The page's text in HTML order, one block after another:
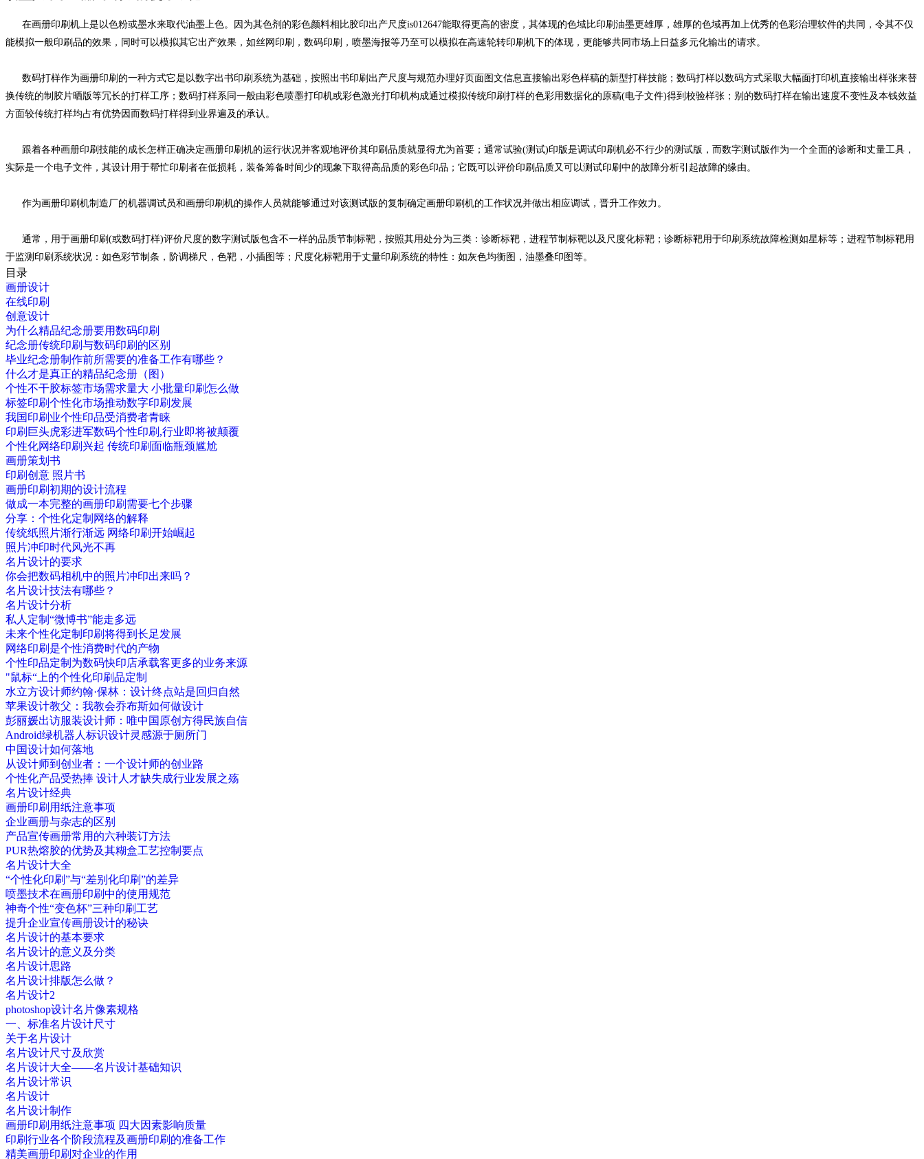
在画册印刷机上是以色粉或墨水来取代油墨上色。因为其色剂的彩色颜料相比胶印出产尺度is012647能取得更高的密度，其体现的色域比印刷油墨更雄厚，雄厚的色域再加上优秀的色彩治理软件的共同，令其不仅
能模拟一般印刷品的效果，同时可以模拟其它出产效果，如丝网印刷，数码印刷，喷墨海报等乃至可以模拟在高速轮转印刷机下的体现，更能够共同市场上日益多元化输出的请求。
数码打样作为画册印刷的一种方式它是以数字出书印刷系统为基础，按照出书印刷出产尺度与规范办理好页面图文信息直接输出彩色样稿的新型打样技能；数码打样以数码方式采取大幅面打印机直接输出样张来替
换传统的制胶片晒版等冗长的打样工序；数码打样系同一般由彩色喷墨打印机或彩色激光打印机构成通过模拟传统印刷打样的色彩用数据化的原稿(电子文件)得到校验样张；别的数码打样在输出速度不变性及本钱效益
方面较传统打样均占有优势因而数码打样得到业界遍及的承认。
跟着各种画册印刷技能的成长怎样正确决定画册印刷机的运行状况并客观地评价其印刷品质就显得尤为首要；通常试验(测试)印版是调试印刷机必不行少的测试版，而数字测试版作为一个全面的诊断和丈量工具，
实际是一个电子文件，其设计用于帮忙印刷者在低损耗，装备筹备时间少的现象下取得高品质的彩色印品；它既可以评价印刷品质又可以测试印刷中的故障分析引起故障的缘由。
作为画册印刷机制造厂的机器调试员和画册印刷机的操作人员就能够通过对该测试版的复制确定画册印刷机的工作状况并做出相应调试，晋升工作效力。
通常，用于画册印刷(或数码打样)评价尺度的数字测试版包含不一样的品质节制标靶，按照其用处分为三类：诊断标靶，进程节制标靶以及尺度化标靶；诊断标靶用于印刷系统故障检测如星标等；进程节制标靶用
于监测印刷系统状况：如色彩节制条，阶调梯尺，色靶，小插图等；尺度化标靶用于丈量印刷系统的特性：如灰色均衡图，油墨叠印图等。
目录
画册设计
在线印刷
创意设计
为什么精品纪念册要用数码印刷
纪念册传统印刷与数码印刷的区别
毕业纪念册制作前所需要的准备工作有哪些？
什么才是真正的精品纪念册（图）
个性不干胶标签市场需求量大 小批量印刷怎么做
标签印刷个性化市场推动数字印刷发展
我国印刷业个性印品受消费者青睐
印刷巨头虎彩进军数码个性印刷,行业即将被颠覆
个性化网络印刷兴起 传统印刷面临瓶颈尴尬
画册策划书
印刷创意 照片书
画册印刷初期的设计流程
做成一本完整的画册印刷需要七个步骤
分享：个性化定制网络的解释
传统纸照片渐行渐远 网络印刷开始崛起
照片冲印时代风光不再
名片设计的要求
你会把数码相机中的照片冲印出来吗？
名片设计技法有哪些？
名片设计分析
私人定制“微博书”能走多远
未来个性化定制印刷将得到长足发展
网络印刷是个性消费时代的产物
个性印品定制为数码快印店承载客更多的业务来源
"鼠标“上的个性化印刷品定制
水立方设计师约翰·保林：设计终点站是回归自然
苹果设计教父：我教会乔布斯如何做设计
彭丽媛出访服装设计师：唯中国原创方得民族自信
Android绿机器人标识设计灵感源于厕所门
中国设计如何落地
从设计师到创业者：一个设计师的创业路
个性化产品受热捧 设计人才缺失成行业发展之殇
名片设计经典
画册印刷用纸注意事项
企业画册与杂志的区别
产品宣传画册常用的六种装订方法
PUR热熔胶的优势及其糊盒工艺控制要点
名片设计大全
“个性化印刷”与“差别化印刷”的差异
喷墨技术在画册印刷中的使用规范
神奇个性“变色杯”三种印刷工艺
提升企业宣传画册设计的秘诀
名片设计的基本要求
名片设计的意义及分类
名片设计思路
名片设计排版怎么做？
名片设计2
photoshop设计名片像素规格
一、标准名片设计尺寸
关于名片设计
名片设计尺寸及欣赏
名片设计大全——名片设计基础知识
名片设计常识
名片设计
名片设计制作
画册印刷用纸注意事项 四大因素影响质量
印刷行业各个阶段流程及画册印刷的准备工作
精美画册印刷对企业的作用